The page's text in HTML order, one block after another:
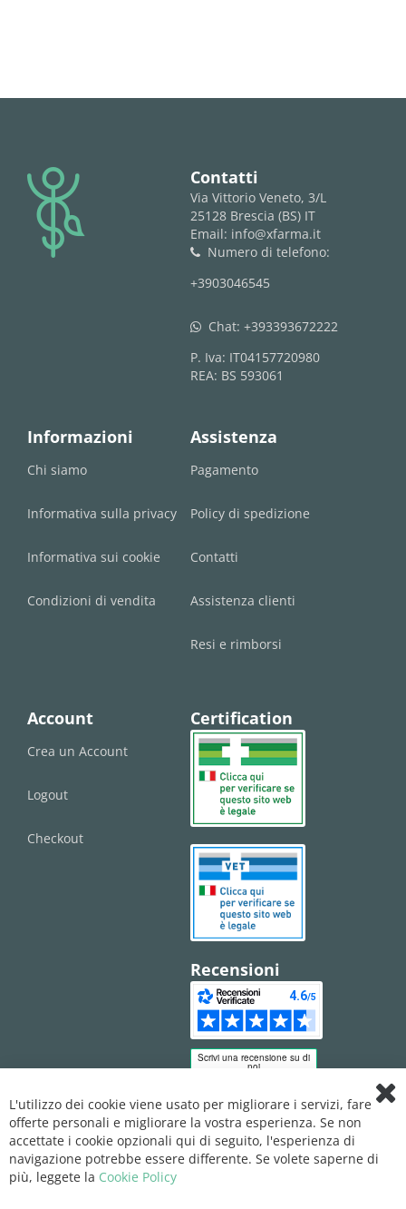
logo Contatti
Via Vittorio Veneto, 3/L
25128 Brescia (BS) IT
Email: info@xfarma.it
phone
Numero di telefono:
+3903046545
whatsapp Chat: +393393672222
P. Iva: IT04157720980
REA: BS 593061
Informazioni
Chi siamo
Informativa sulla privacy
Informativa sui cookie
Condizioni di vendita
Assistenza
Pagamento
Policy di spedizione
Contatti
Assistenza clienti
Resi e rimborsi
Account
Crea un Account
Logout
Checkout
Certification
Recensioni
L'utilizzo dei cookie viene usato per migliorare i servizi, fare
offerte personali e migliorare la vostra esperienza. Se non
accettate i cookie opzionali qui di seguito, l'esperienza di
navigazione potrebbe essere differente. Se volete saperne di
più, leggete la Cookie Policy